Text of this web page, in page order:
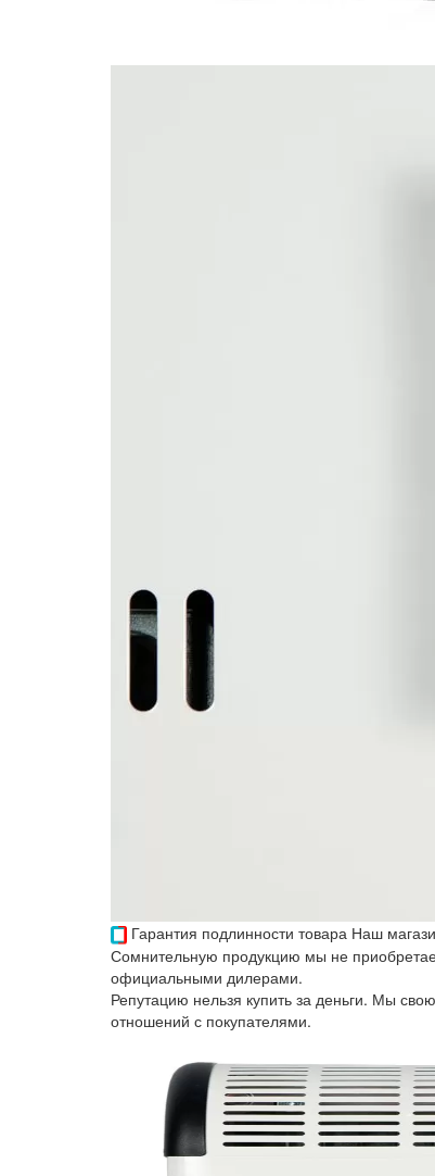
Гарантия подлинности товара Наш
Сомнительную продукцию мы не
официальными дилерами.
Репутацию нельзя купить за деньги. Мы
отношений с покупателями.